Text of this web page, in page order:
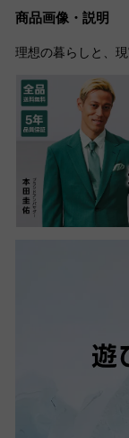
商品画像・説明
理想の暮らしと、